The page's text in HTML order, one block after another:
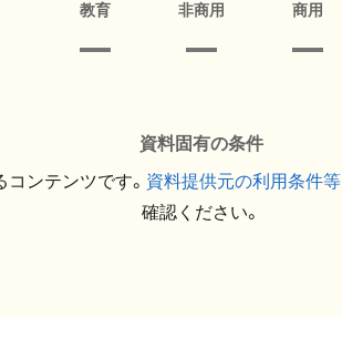
教育 非商用 商用
資料固有の条件
ンテンツです。 資料提供元の利用条件等
確認ください。